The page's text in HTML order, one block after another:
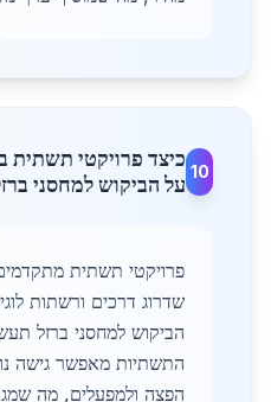
10
כיצד פרויקטי תשתית
על הביקוש למחסני
פרויקטי תשתית
שדרוג דרכים ורשתות
הביקוש למחסני ברזל
התשתיות מאפשר גישה
הפצה ולמפעלים, מה